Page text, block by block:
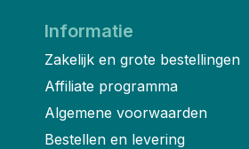
Informatie
Zakelijk en grote bestellingen
Affiliate programma
Algemene voorwaarden
Bestellen en levering